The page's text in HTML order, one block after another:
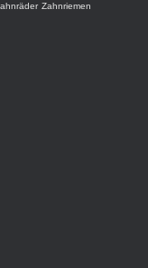
Zahnriemen